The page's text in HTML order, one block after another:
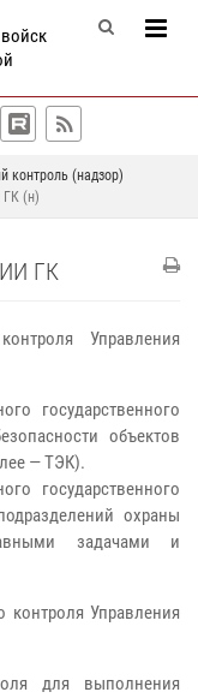
контроль (надзор)
ГК (н)
ГК
Управления
государственного
объектов
— ТЭК).
государственного
охраны
задачами и
контроля Управления
для выполнения